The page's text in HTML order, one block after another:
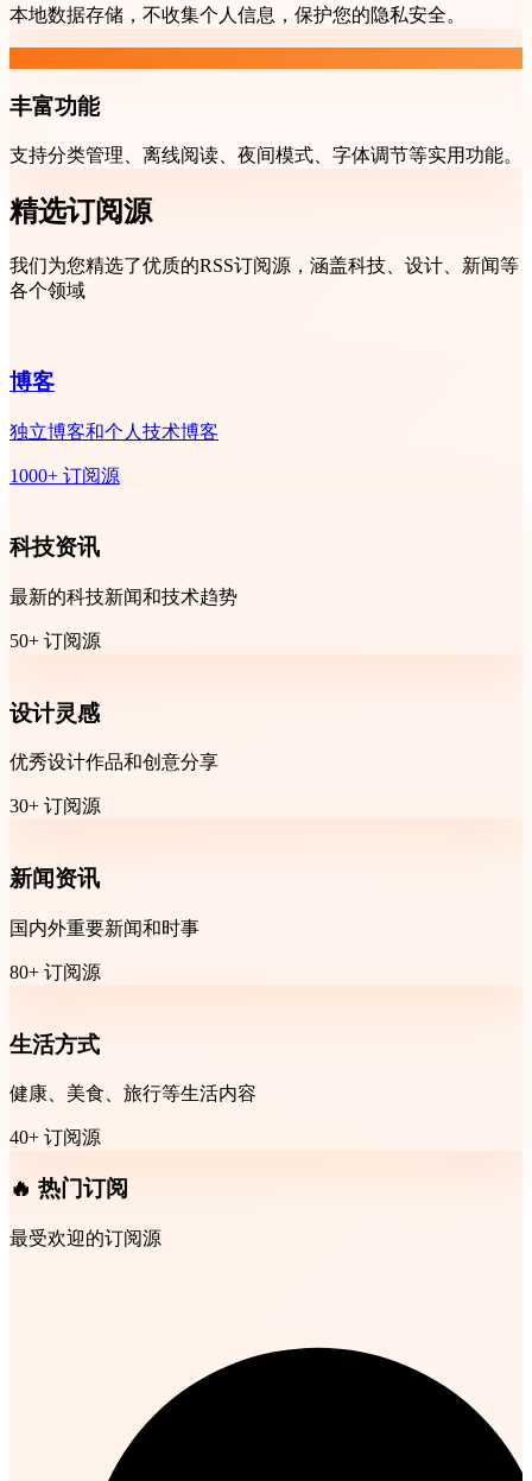
本地数据存储，不收集个人信息，保护您的隐私安全。
丰富功能
支持分类管理、离线阅读、夜间模式、字体调节等实用功能。
精选订阅源
我们为您精选了优质的RSS订阅源，涵盖科技、设计、新闻等
各个领域
博客
独立博客和个人技术博客
1000+ 订阅源
科技资讯
最新的科技新闻和技术趋势
50+ 订阅源
设计灵感
优秀设计作品和创意分享
30+ 订阅源
新闻资讯
国内外重要新闻和时事
80+ 订阅源
生活方式
健康、美食、旅行等生活内容
40+ 订阅源
🔥 热门订阅
最受欢迎的订阅源